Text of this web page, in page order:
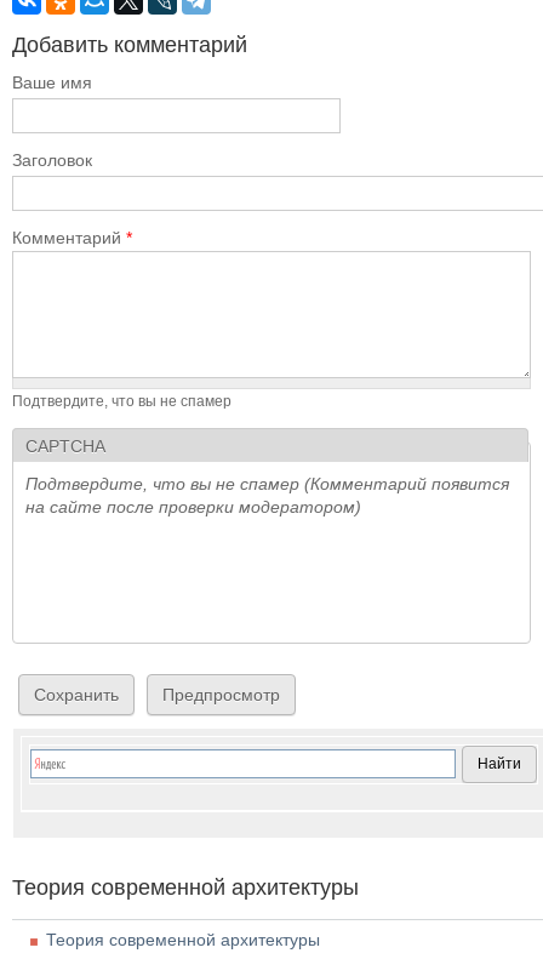
Добавить комментарий
Ваше имя
Заголовок
Комментарий *
Подтвердите, что вы не спамер
CAPTCHA
Подтвердите, что вы не спамер (Комментарий появится
на сайте после проверки модератором)
Теория современной архитектуры
Теория современной архитектуры